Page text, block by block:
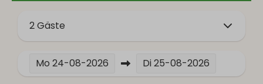
Garten
Gartenmöbel
Terrasse
Parken: 2
2 Gäste
Mo 24-08-2026 Di 25-08-2026